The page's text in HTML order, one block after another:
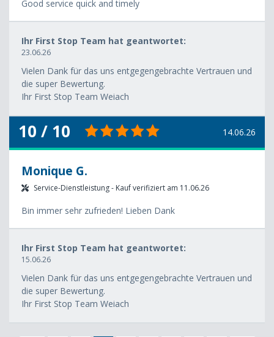
Good service quick and timely
Ihr First Stop Team hat geantwortet:
23.06.26
Vielen Dank für das uns entgegengebrachte Vertrauen und
die super Bewertung.
Ihr First Stop Team Weiach
10 / 10 14.06.26
Monique G.
Service-Dienstleistung - Kauf verifiziert am 11.06.26
Bin immer sehr zufrieden! Lieben Dank
Ihr First Stop Team hat geantwortet:
15.06.26
Vielen Dank für das uns entgegengebrachte Vertrauen und
die super Bewertung.
Ihr First Stop Team Weiach